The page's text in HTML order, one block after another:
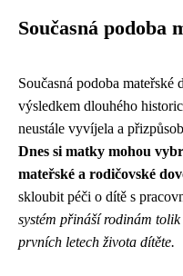
Současná podoba
Současná podoba
výsledkem dlouhého
neustále vyvíjela a
Dnes si matky mohou
mateřské a rodičovské
skloubit péči o dítě s
systém přináší rodinám
prvních letech života dítěte.